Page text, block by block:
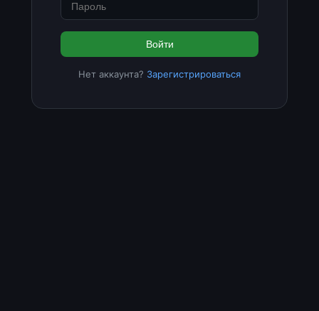
Войти
Нет аккаунта? Зарегистрироваться